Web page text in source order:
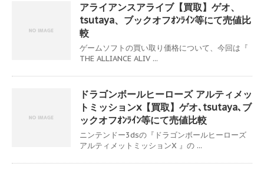
アライアンスアライブ【買取】ゲオ、
tsutaya、ブックオフｵﾝﾗｲﾝ等にて売値比
較
ゲームソフトの買い取り価格について、今回は『
THE ALLIANCE ALIV ...
ドラゴンボールヒーローズ アルティメッ
トミッションx【買取】ゲオ､tsutaya､ブ
ックオフｵﾝﾗｲﾝ等にて売値比較
ニンテンドー3dsの『ドラゴンボールヒーローズ
アルティメットミッションX 』の ...